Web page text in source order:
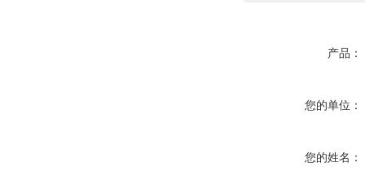
产品：
您的单位：
您的姓名：